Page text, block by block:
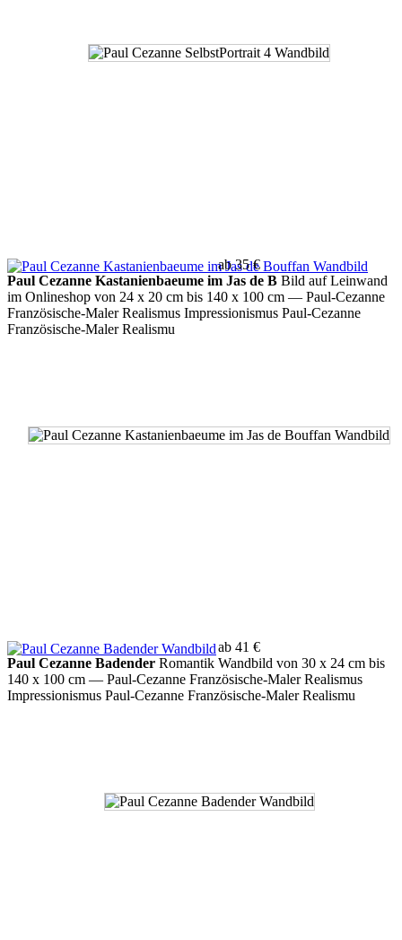
ab 35 €
Paul Cezanne Kastanienbaeume im Jas de B Bild auf Leinwand
im Onlineshop von 24 x 20 cm bis 140 x 100 cm — Paul-Cezanne
Französische-Maler Realismus Impressionismus Paul-Cezanne
Französische-Maler Realismu
ab 41 €
Paul Cezanne Badender Romantik Wandbild von 30 x 24 cm bis
140 x 100 cm — Paul-Cezanne Französische-Maler Realismus
Impressionismus Paul-Cezanne Französische-Maler Realismu